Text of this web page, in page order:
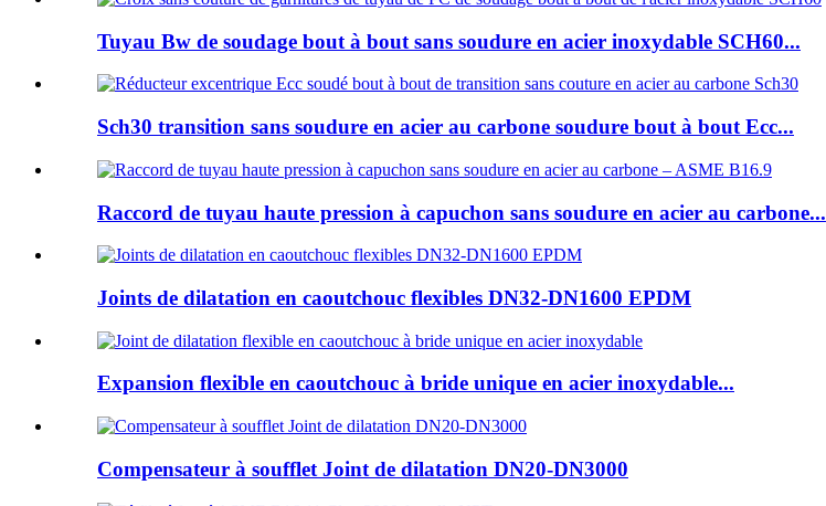
Tuyau Bw de soudage bout à bout sans soudure en acier inoxydable SCH60...
Sch30 transition sans soudure en acier au carbone soudure bout à bout Ecc...
Raccord de tuyau haute pression à capuchon sans soudure en acier au carbone...
Joints de dilatation en caoutchouc flexibles DN32-DN1600 EPDM
Expansion flexible en caoutchouc à bride unique en acier inoxydable...
Compensateur à soufflet Joint de dilatation DN20-DN3000